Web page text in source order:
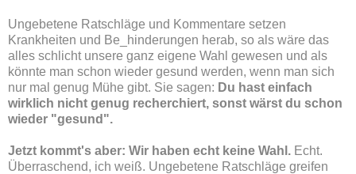
Ungebetene Ratschläge und Kommentare setzen
Krankheiten und Be_hinderungen herab, so als wäre das
alles schlicht unsere ganz eigene Wahl gewesen und als
könnte man schon wieder gesund werden, wenn man sich
nur mal genug Mühe gibt. Sie sagen: Du hast einfach
wirklich nicht genug recherchiert, sonst wärst du schon
wieder "gesund".
Jetzt kommt's aber: Wir haben echt keine Wahl. Echt.
Überraschend, ich weiß. Ungebetene Ratschläge greifen